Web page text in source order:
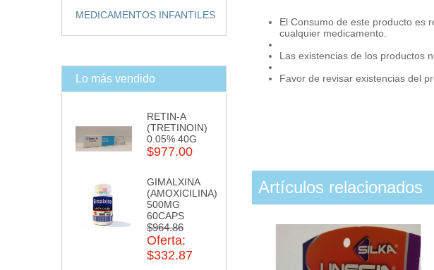
MEDICAMENTOS INFANTILES
Lo más vendido
RETIN-A
(TRETINOIN)
0.05% 40G
$977.00
GIMALXINA
(AMOXICILINA)
500MG
60CAPS
$964.86
Oferta:
$332.87
El Consumo de este producto es
cualquier medicamento.
Las existencias de los productos
Favor de revisar existencias del
Artículos relacionados